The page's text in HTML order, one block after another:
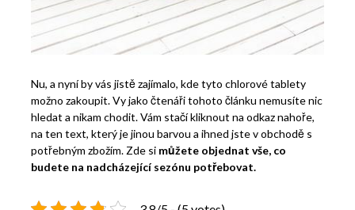
Nu, a nyní by vás jistě zajímalo, kde tyto chlorové tablety
možno zakoupit. Vy jako čtenáři tohoto článku nemusíte nic
hledat a nikam chodit. Vám stačí kliknout na odkaz nahoře,
na ten text, který je jinou barvou a ihned jste v obchodě s
potřebným zbožím. Zde si můžete objednat vše, co
budete na nadcházející sezónu potřebovat.